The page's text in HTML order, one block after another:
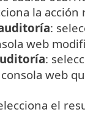
la acción
:
web
:
web
el